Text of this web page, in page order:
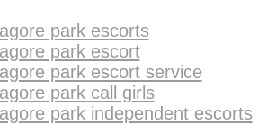
park escorts
park escort
park escort service
park call girls
park independent escorts